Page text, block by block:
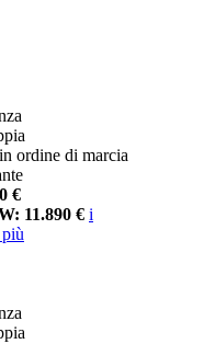
ordine di marcia
€
11.890 € i